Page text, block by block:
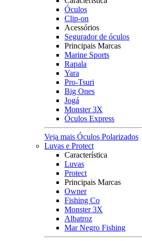
Óculos
Clip-on
Acessórios
Segurador de óculos
Principais Marcas
Marine Sports
Rapala
Yara
Pro-Tsuri
Big Ones
Jogá
Monster 3X
Óculos Express
Veja mais Óculos Polarizados
Luvas e Protect
Característica
Luvas
Protect
Principais Marcas
Owner
Fishing Co
Monster 3X
Albatroz
Mar Negro Fishing